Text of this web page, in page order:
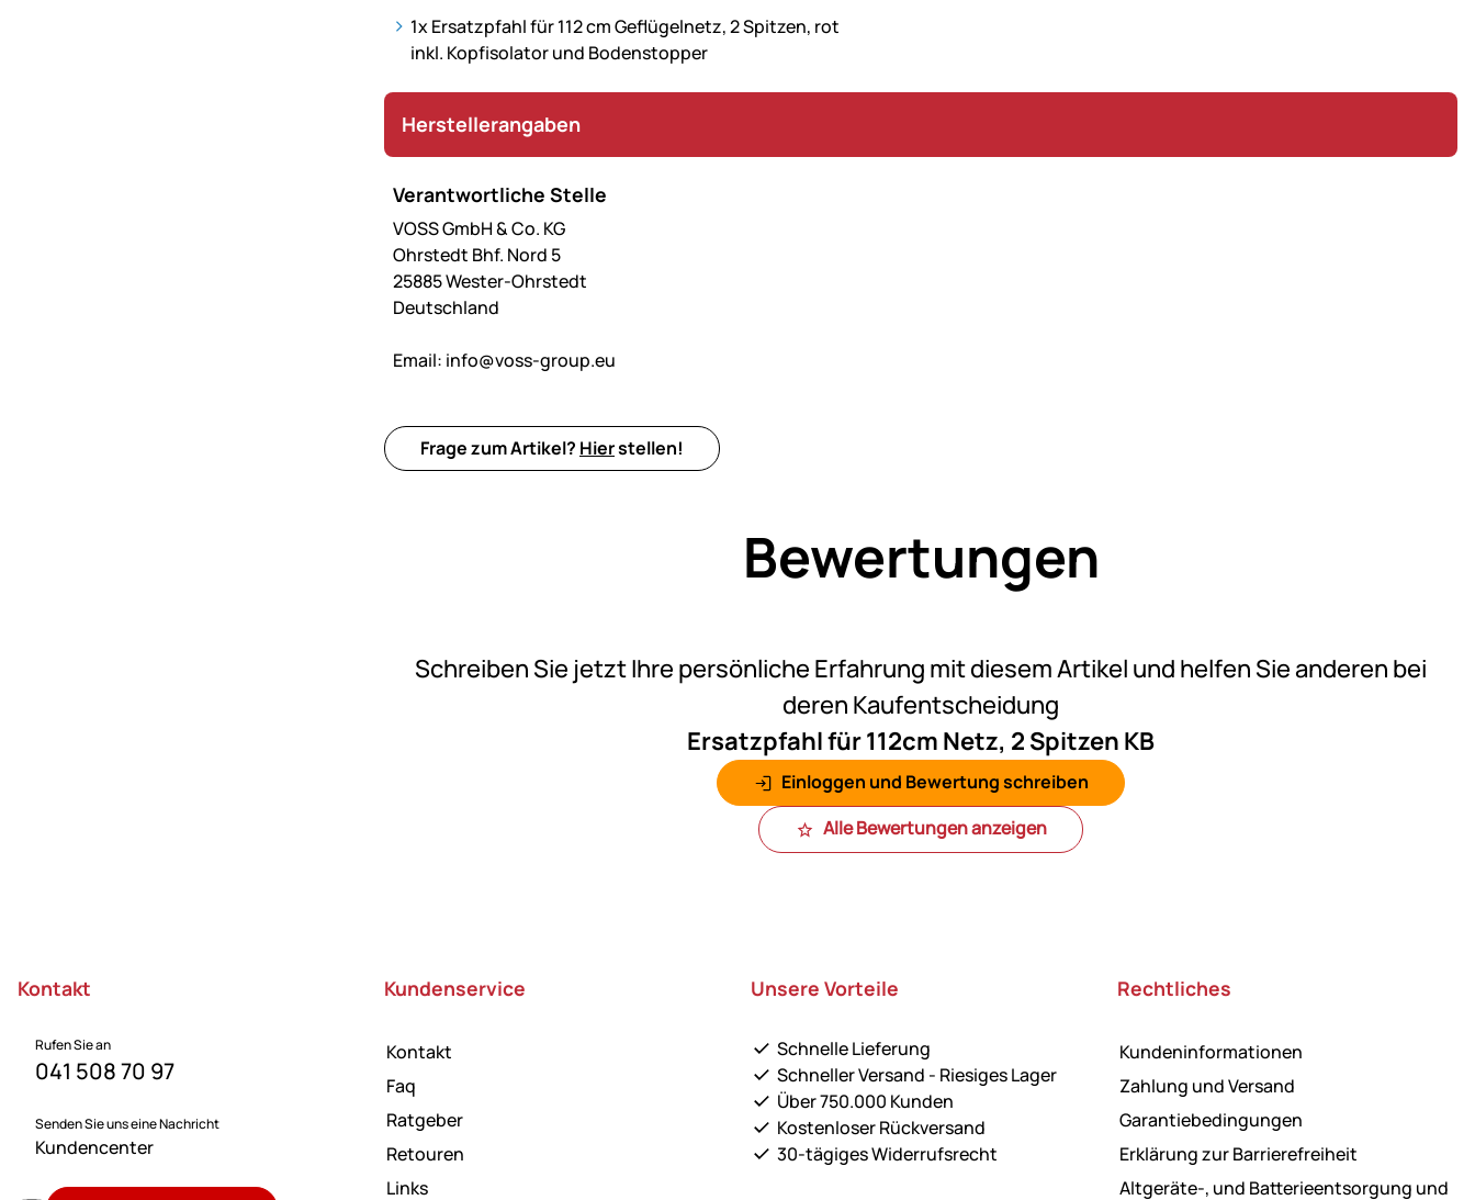
1x Ersatzpfahl für 112 cm Geflügelnetz, 2 Spitzen, rot
inkl. Kopfisolator und Bodenstopper
Herstellerangaben
Verantwortliche Stelle
VOSS GmbH & Co. KG
Ohrstedt Bhf. Nord 5
25885 Wester-Ohrstedt
Deutschland
Email: info@voss-group.eu
Frage zum Artikel? Hierstellen!
Bewertungen
Schreiben Sie jetzt Ihre persönliche Erfahrung mit diesem Artikel und helfen Sie anderen bei
deren Kaufentscheidung
Ersatzpfahl für 112cm Netz, 2 Spitzen KB
Einloggen und Bewertung schreiben
Alle Bewertungen anzeigen
Kontakt
Rufen Sie an
041 508 70 97
Senden Sie uns eine Nachricht
Kundencenter
Kundenservice
Kontakt
Faq
Ratgeber
Retouren
Links
Unsere Vorteile
Schnelle Lieferung
Schneller Versand - Riesiges Lager
Über 750.000 Kunden
Kostenloser Rückversand
30-tägiges Widerrufsrecht
Rechtliches
Kundeninformationen
Zahlung und Versand
Garantiebedingungen
Erklärung zur Barrierefreiheit
Altgeräte-, und Batterieentsorgung und